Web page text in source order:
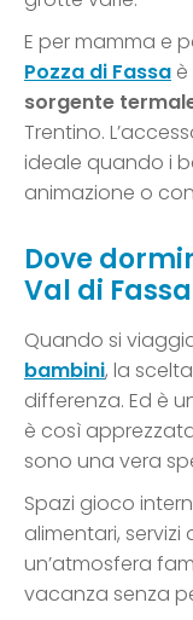
E per mamma e
Pozza di Fassa
sorgente
Trentino.
ideale quando i
animazione o
Dove
Val di Fassa
Quando si
bambini, la
differenza. Ed è
è così
sono una vera
Spazi gioco
alimentari,
un’atmosfera
vacanza senza